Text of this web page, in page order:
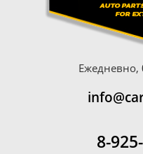
Ежедневно,
8-